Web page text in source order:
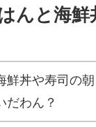
んと海鮮
鮮丼や寿司の
だわん？